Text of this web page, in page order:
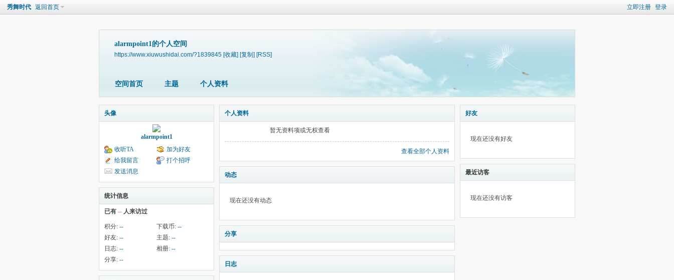
立即注册 登录
秀舞时代 返回首页
alarmpoint1的个人空间
https://www.xiuwushidai.com/?1839845 [收藏] [复制] [RSS]
空间首页 主题 个人资料
头像
alarmpoint1
收听TA
加为好友
给我留言
打个招呼
发送消息
统计信息
已有 -- 人来访过
积分: -- 下载币: --
好友: -- 主题: --
日志: -- 相册: --
分享: --
个人资料
暂无资料项或无权查看
查看全部个人资料
动态
现在还没有动态
分享
日志
好友
现在还没有好友
最近访客
现在还没有访客